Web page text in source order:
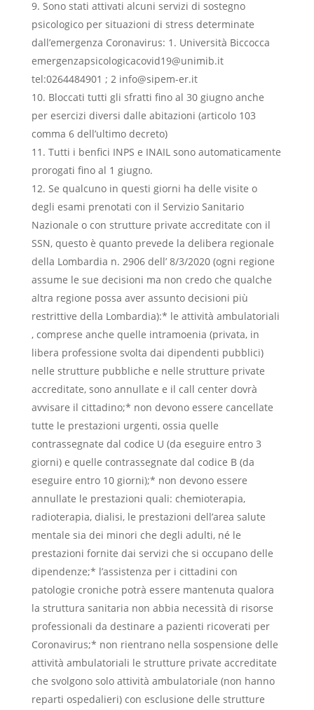
Sono stati attivati alcuni servizi di sostegno
psicologico per situazioni di stress determinate
dall’emergenza Coronavirus: 1. Università Biccocca
emergenzapsicologicacovid19@unimib.it
tel:0264484901 ; 2 info@sipem-er.it
Bloccati tutti gli sfratti fino al 30 giugno anche
per esercizi diversi dalle abitazioni (articolo 103
comma 6 dell’ultimo decreto)
Tutti i benfici INPS e INAIL sono automaticamente
prorogati fino al 1 giugno.
Se qualcuno in questi giorni ha delle visite o
degli esami prenotati con il Servizio Sanitario
Nazionale o con strutture private accreditate con il
SSN, questo è quanto prevede la delibera regionale
della Lombardia n. 2906 dell’ 8/3/2020 (ogni regione
assume le sue decisioni ma non credo che qualche
altra regione possa aver assunto decisioni più
restrittive della Lombardia):* le attività ambulatoriali
, comprese anche quelle intramoenia (privata, in
libera professione svolta dai dipendenti pubblici)
nelle strutture pubbliche e nelle strutture private
accreditate, sono annullate e il call center dovrà
avvisare il cittadino;* non devono essere cancellate
tutte le prestazioni urgenti, ossia quelle
contrassegnate dal codice U (da eseguire entro 3
giorni) e quelle contrassegnate dal codice B (da
eseguire entro 10 giorni);* non devono essere
annullate le prestazioni quali: chemioterapia,
radioterapia, dialisi, le prestazioni dell’area salute
mentale sia dei minori che degli adulti, né le
prestazioni fornite dai servizi che si occupano delle
dipendenze;* l’assistenza per i cittadini con
patologie croniche potrà essere mantenuta qualora
la struttura sanitaria non abbia necessità di risorse
professionali da destinare a pazienti ricoverati per
Coronavirus;* non rientrano nella sospensione delle
attività ambulatoriali le strutture private accreditate
che svolgono solo attività ambulatoriale (non hanno
reparti ospedalieri) con esclusione delle strutture